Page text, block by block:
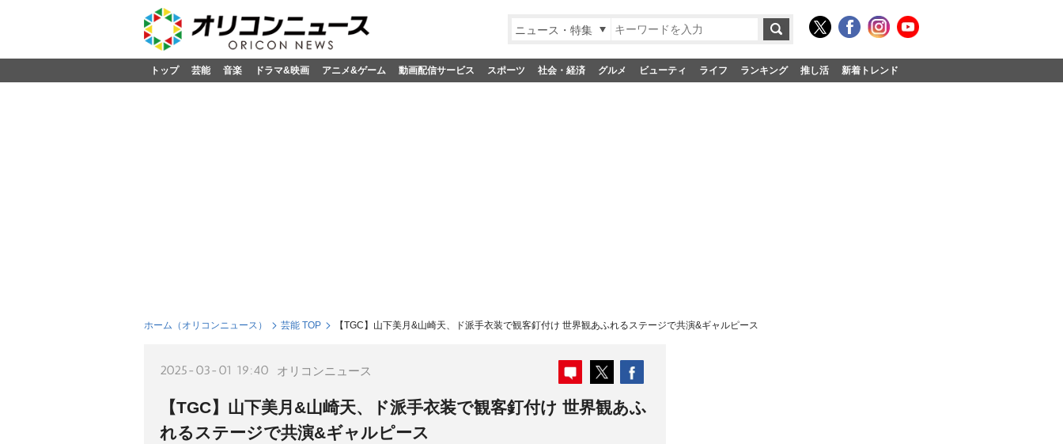
ニュース・特集
トップ 芸能 音楽 ドラマ&映画 アニメ&ゲーム 動画配信サービス スポーツ 社会・経済 グルメ ビューティ ライフ ランキング 推し活 新着トレンド
ホーム（オリコンニュース） 芸能 TOP 【TGC】山下美月&山崎天、ド派手衣装で観客釘付け 世界観あふれるステージで共演&ギャルピース
2025-03-01 19:40 オリコンニュース
【TGC】山下美月&山崎天、ド派手衣装で観客釘付け 世界観あふ
れるステージで共演&ギャルピース